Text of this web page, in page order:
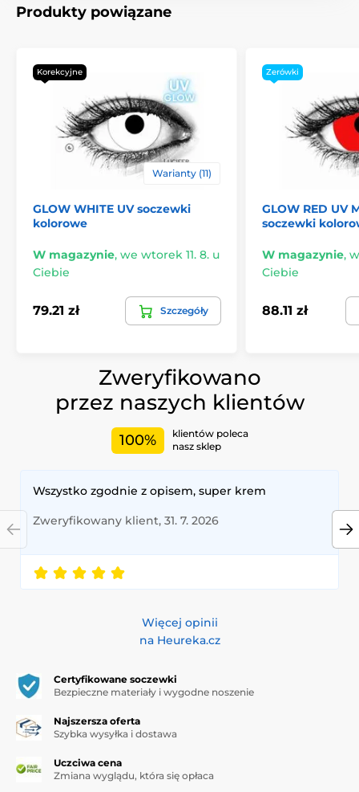
Produkty powiązane
Korekcyjne
Warianty (11)
GLOW WHITE UV soczewki
kolorowe
W magazynie, we wtorek 11. 8. u
Ciebie
79.21 zł Szczegóły
Zerówki
GLOW RED UV
soczewki
W magazynie,
Ciebie
88.11 zł
Zweryfikowano
przez naszych klientów
100%
klientów poleca
nasz sklep
Wszystko zgodnie z opisem, super krem
Zweryfikowany klient, 31. 7. 2026
Więcej opinii
na Heureka.cz
Certyfikowane soczewki
Bezpieczne materiały i wygodne noszenie
Najszersza oferta
Szybka wysyłka i dostawa
Uczciwa cena
Zmiana wyglądu, która się opłaca